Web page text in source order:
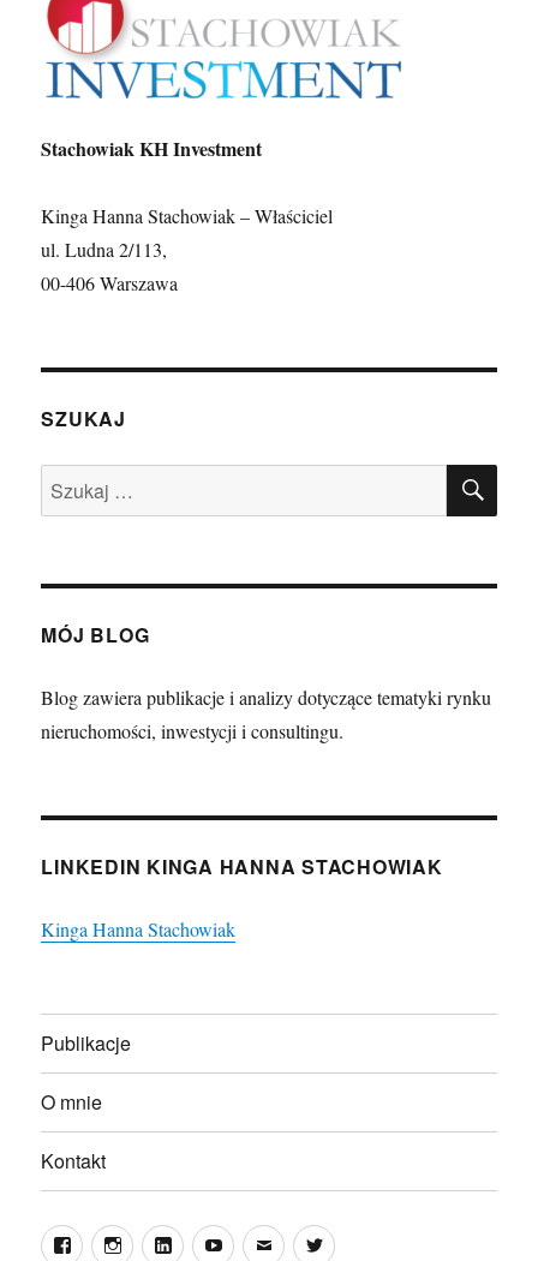
Stachowiak KH Investment
Kinga Hanna Stachowiak – Właściciel
ul. Ludna 2/113,
00-406 Warszawa
SZUKAJ
Szukaj:
MÓJ BLOG
Blog zawiera publikacje i analizy dotyczące tematyki rynku
nieruchomości, inwestycji i consultingu.
LINKEDIN KINGA HANNA STACHOWIAK
Kinga Hanna Stachowiak
Publikacje
O mnie
Kontakt
FacebookInstagramLinkedInYouTube
E- Twitter